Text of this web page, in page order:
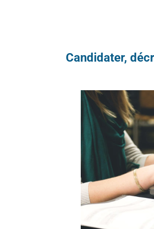
Candidater,